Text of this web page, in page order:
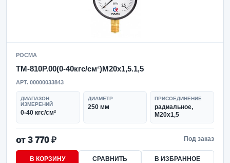
РОСМА
ТМ-810Р.00(0-40кгс/см²)M20x1,5.1,5
АРТ. 00000033843
ДИАПАЗОН
ИЗМЕРЕНИЙ
0-40 кгс/см²
ДИАМЕТР
250 мм
ПРИСОЕДИНЕНИЕ
радиальное,
M20x1,5
от 3 770 ₽ Под заказ
В КОРЗИНУ СРАВНИТЬ В ИЗБРАННОЕ